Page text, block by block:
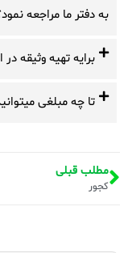
به دفتر ما مراجعه
برایه تهیه وثیقه در
تا چه مبلغی
مطلب قبلی
کجور